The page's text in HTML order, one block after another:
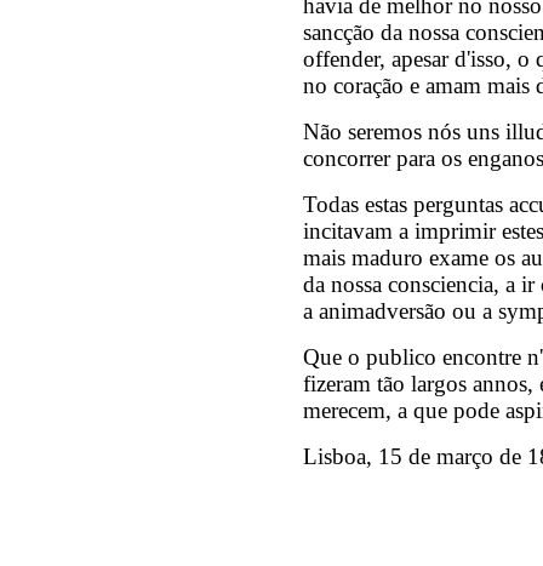
havia de melhor no
sancção da nossa
offender, apesar d'isso, o
no coração e amam mais
Não seremos nós uns
concorrer para os
Todas estas perguntas
incitavam a imprimir
mais maduro exame os
da nossa consciencia, a
a animadversão ou a
Que o publico encontre
fizeram tão largos
merecem, a que pode
Lisboa, 15 de março de